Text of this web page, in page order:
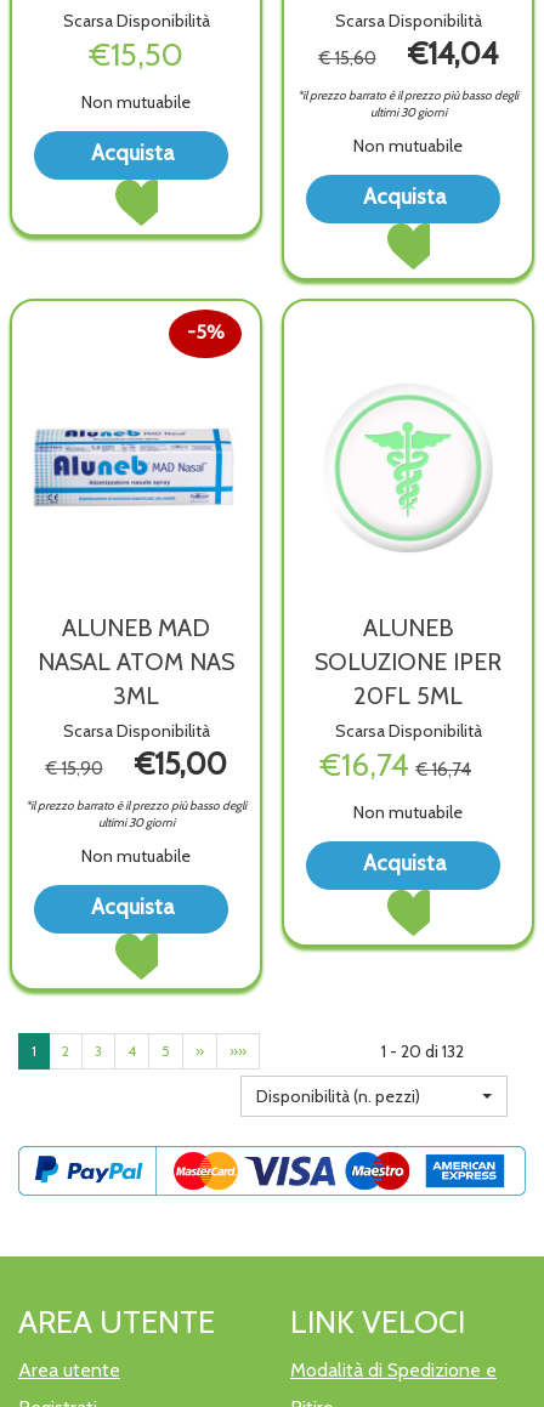
Scarsa Disponibilità
€15,50
Non mutuabile
Acquista
Acquista IALOCLEAN
NASALE
Acquista IALOCLEAN
30ML alla
wishlist
Scarsa Disponibilità
€ 15,60 €14,04
*il prezzo barrato è il prezzo più basso degli
ultimi 30 giorni
Non mutuabile
Acquista
Acquista
carrello
ALUNEB MAD
NASAL ATOM NAS
3ML
Scarsa Disponibilità
5%
€ 15,90 €15,00
*il prezzo barrato è il prezzo più basso degli
ultimi 30 giorni
Non mutuabile
Acquista
Acquista ALUNEB
NASAL
NAS
3ML al
Acquista ALUNEB
NASAL
ATOM
NAS
wishlist
ALUNEB
SOLUZIONE IPER
20FL 5ML
Scarsa Disponibilità
€16,74 € 16,74
Non mutuabile
Acquista
Acquista ALUNEB
IPER
5ML
1 2 3 4 5 » »» 1 - 20 di 132
Disponibilità (n. pezzi)
AREA UTENTE
Area utente
LINK VELOCI
Modalità di Spedizione e